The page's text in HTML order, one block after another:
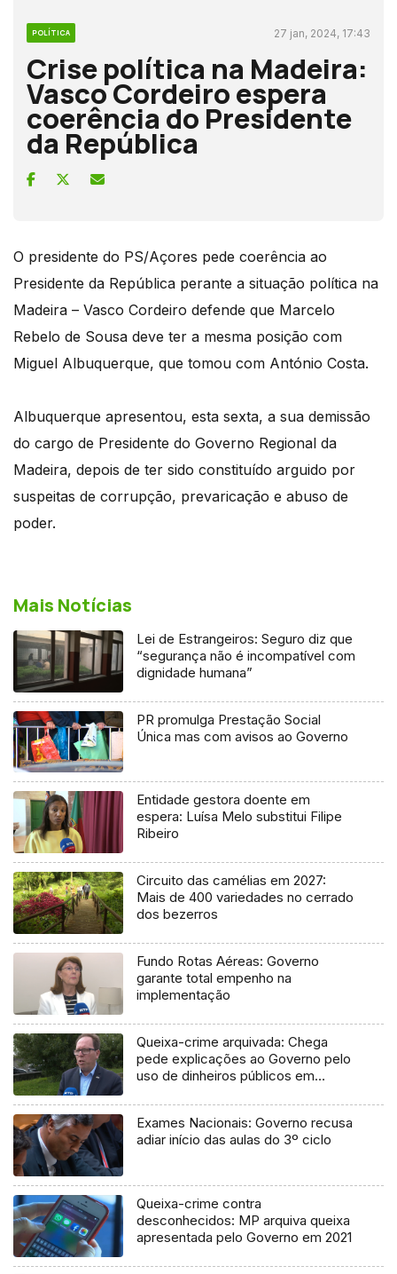
POLÍTICA 27 jan, 2024, 17:43
Crise política na Madeira:
Vasco Cordeiro espera
coerência do Presidente
da República
O presidente do PS/Açores pede coerência ao
Presidente da República perante a situação política na
Madeira – Vasco Cordeiro defende que Marcelo
Rebelo de Sousa deve ter a mesma posição com
Miguel Albuquerque, que tomou com António Costa.
Albuquerque apresentou, esta sexta, a sua demissão
do cargo de Presidente do Governo Regional da
Madeira, depois de ter sido constituído arguido por
suspeitas de corrupção, prevaricação e abuso de
poder.
Mais Notícias
Lei de Estrangeiros: Seguro diz que
“segurança não é incompatível com
dignidade humana”
PR promulga Prestação Social
Única mas com avisos ao Governo
Entidade gestora doente em
espera: Luísa Melo substitui Filipe
Ribeiro
Circuito das camélias em 2027:
Mais de 400 variedades no cerrado
dos bezerros
Fundo Rotas Aéreas: Governo
garante total empenho na
implementação
Queixa-crime arquivada: Chega
pede explicações ao Governo pelo
uso de dinheiros públicos em
Exames Nacionais: Governo recusa
adiar início das aulas do 3º ciclo
Queixa-crime contra
desconhecidos: MP arquiva queixa
apresentada pelo Governo em 2021